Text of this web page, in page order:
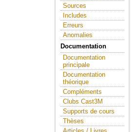
Sources
Includes
Erreurs
Anomalies
Documentation
Documentation
principale
Documentation
théorique
Compléments
Clubs Cast3M
Supports de cours
Thèses